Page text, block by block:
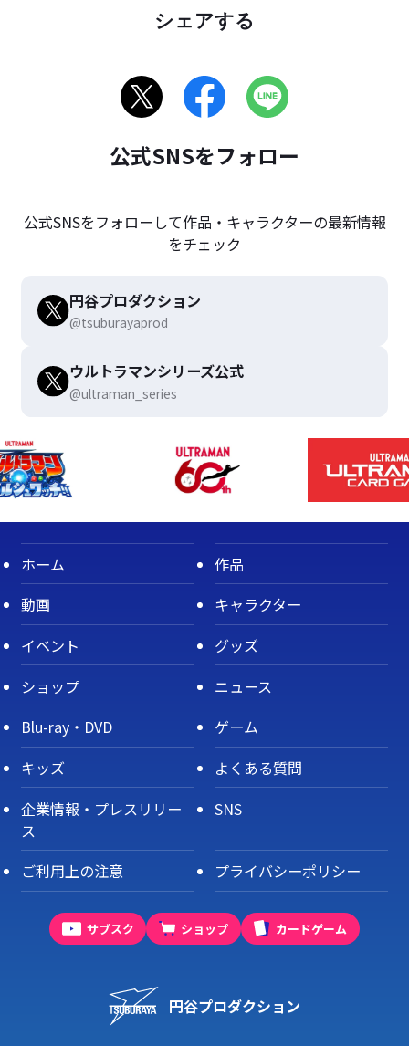
シェアする
公式SNSをフォロー
公式SNSをフォローして作品・キャラクターの最新情報
をチェック
円谷プロダクション
@tsuburayaprod
ウルトラマンシリーズ公式
@ultraman_series
ホーム
作品
動画
キャラクター
イベント
グッズ
ショップ
ニュース
Blu-ray・DVD
ゲーム
キッズ
よくある質問
企業情報・プレスリリー
ス
SNS
ご利用上の注意 プライバシーポリシー
サブスク ショップ カードゲーム
円谷プロダクション